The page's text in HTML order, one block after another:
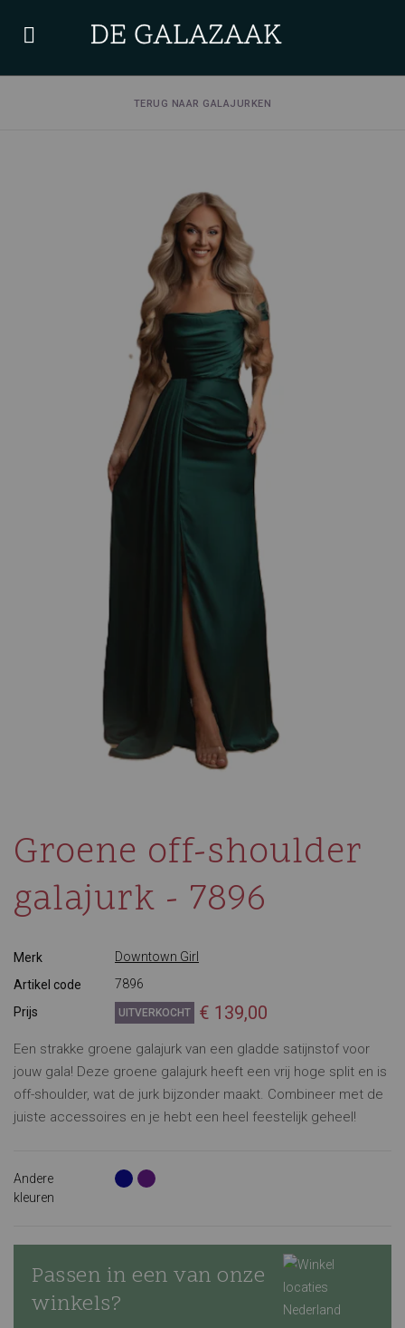
TERUG NAAR GALAJURKEN
Groene off-shoulder
galajurk - 7896
Merk
Downtown Girl
Artikel code
7896
Prijs
UITVERKOCHT € 139,00
Een strakke groene galajurk van een gladde satijnstof voor
jouw gala! Deze groene galajurk heeft een vrij hoge split en is
off-shoulder, wat de jurk bijzonder maakt. Combineer met de
juiste accessoires en je hebt een heel feestelijk geheel!
Andere
kleuren
Passen in een van onze
winkels?